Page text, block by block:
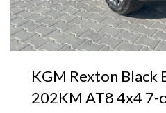
KGM Rexton Black
202KM AT8 4x4 7-